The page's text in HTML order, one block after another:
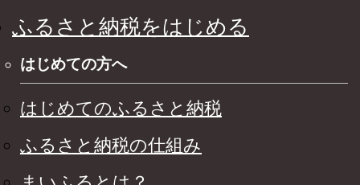
ふるさと納税をはじめる
はじめての方へ
はじめてのふるさと納税
ふるさと納税の仕組み